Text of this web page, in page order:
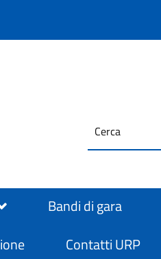
da
Bandi di gara
Contatti URP